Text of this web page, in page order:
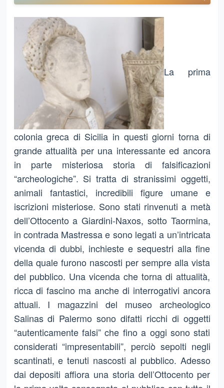
La prima
colonia greca di Sicilia in questi giorni torna di
grande attualità per una interessante ed ancora
in parte misteriosa storia di falsificazioni
“archeologiche”. Si tratta di stranissimi oggetti,
animali fantastici, incredibili figure umane e
iscrizioni misteriose. Sono stati rinvenuti a metà
dell’Ottocento a Giardini-Naxos, sotto Taormina,
in contrada Mastressa e sono legati a un’intricata
vicenda di dubbi, inchieste e sequestri alla fine
della quale furono nascosti per sempre alla vista
del pubblico. Una vicenda che torna di attualità,
ricca di fascino ma anche di interrogativi ancora
attuali. I magazzini del museo archeologico
Salinas di Palermo sono difatti ricchi di oggetti
“autenticamente falsi” che fino a oggi sono stati
considerati “impresentabili”, perciò sepolti negli
scantinati, e tenuti nascosti al pubblico. Adesso
dai depositi affiora una storia dell’Ottocento per